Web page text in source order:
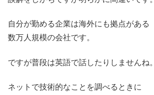
自分が勤める企業は海外にも拠点がある
数万人規模の会社です。
ですが普段は英語で話したりしませんね。
ネットで技術的なことを調べるときに